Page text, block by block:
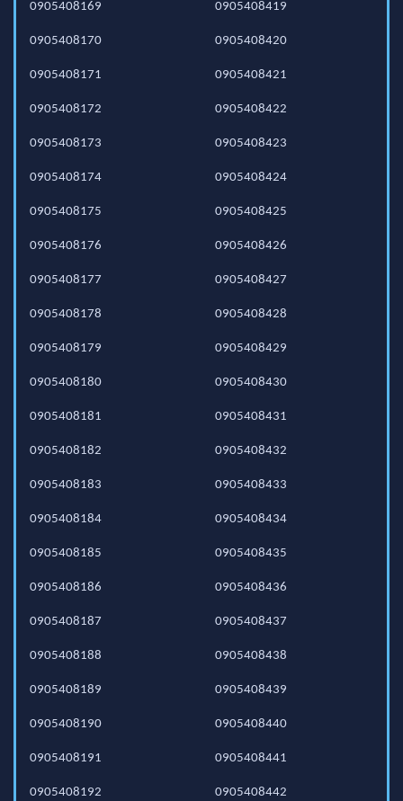
0905408169
0905408170
0905408171
0905408172
0905408173
0905408174
0905408175
0905408176
0905408177
0905408178
0905408179
0905408180
0905408181
0905408182
0905408183
0905408184
0905408185
0905408186
0905408187
0905408188
0905408189
0905408190
0905408191
0905408192
0905408419
0905408420
0905408421
0905408422
0905408423
0905408424
0905408425
0905408426
0905408427
0905408428
0905408429
0905408430
0905408431
0905408432
0905408433
0905408434
0905408435
0905408436
0905408437
0905408438
0905408439
0905408440
0905408441
0905408442